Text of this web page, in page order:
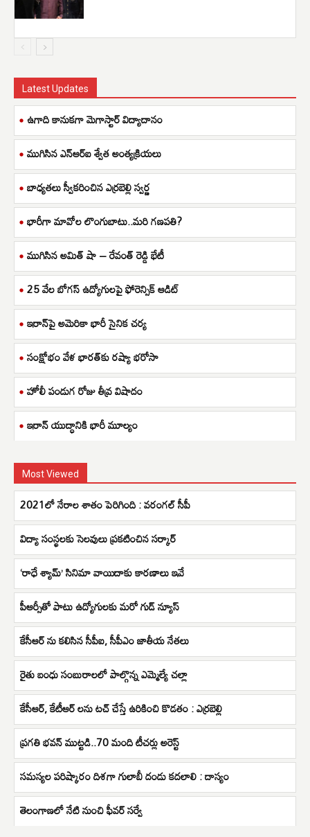
Latest Updates
ఉగాది కానుకగా మెగాస్టార్ విద్యాదానం
ముగిసిన ఎన్ఆర్ఐ శ్వేత అంత్యక్రియలు
బాధ్యతలు స్వీకరించిన ఎర్రబెల్లి స్వర్ణ
భారీగా మావోల లొంగుబాటు..మరి గణపతి?
ముగిసిన అమిత్ షా – రేవంత్ రెడ్డి భేటీ
25 వేల బోగస్ ఉద్యోగులపై ఫోరెన్సిక్ ఆడిట్
ఇరాన్‌పై అమెరికా భారీ సైనిక చర్య
సంక్షోభం వేళ భారత్‌కు రష్యా భరోసా
హోలీ పండుగ రోజు తీవ్ర విషాదం
ఇరాన్ యుద్ధానికి భారీ మూల్యం
Most Viewed
2021లో నేరాల శాతం పెరిగింది : వరంగల్ సీపీ
విద్యా సంస్థలకు సెలవులు ప్రకటించిన సర్కార్‌
‘రాధే శ్యామ్’ సినిమా వాయిదాకు కారణాలు ఇవే
పీఆర్సీతో పాటు ఉద్యోగులకు మరో గుడ్ న్యూస్
కేసీఆర్ ను కలిసిన సీపీఐ, సీపీఎం జాతీయ నేతలు
రైతు బంధు సంబురాలలో పాల్గొన్న ఎమ్మెల్యే చల్లా
కేసీఆర్, కేటీఆర్ లను టచ్ చేస్తే ఉరికించి కొడతం : ఎర్రబెల్లి
ప్రగతి భవన్ ముట్టడి..70 మంది టీచర్లు అరెస్ట్
సమస్యల పరిష్కారం దిశగా గులాబీ దండు కదలాలి : దాస్యం
తెలంగాణలో నేటి నుంచి ఫీవర్ సర్వే